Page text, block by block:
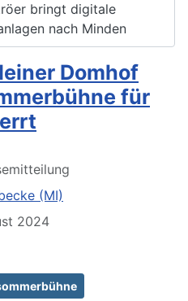
bringt digitale
nach Minden
Domhof
für
(MI)
2024